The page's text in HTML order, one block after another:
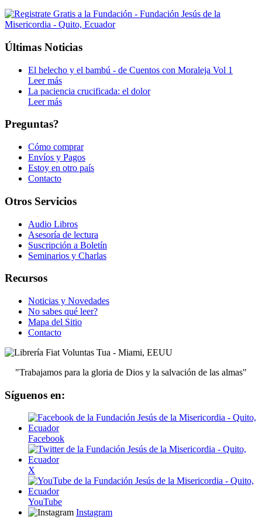
Últimas Noticias
El helecho y el bambú - de Cuentos con Moraleja Vol 1
Leer más
La paciencia crucificada: el dolor
Leer más
Preguntas?
Cómo comprar
Envíos y Pagos
Estoy en otro país
Contacto
Otros Servicios
Audio Libros
Asesoría de lectura
Suscripción a Boletín
Seminarios y Charlas
Recursos
Noticias y Novedades
No sabes qué leer?
Mapa del Sitio
Contacto
"Trabajamos para la gloria de Dios y la salvación de las almas"
Síguenos en:
Facebook
X
YouTube
Instagram